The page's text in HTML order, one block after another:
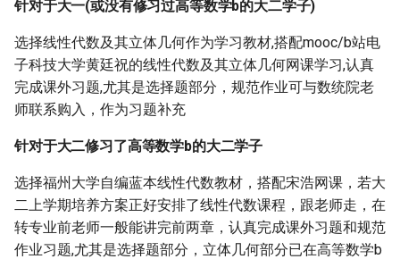
针对于大一(或没有修习过高等数学b的大二学子)
选择线性代数及其立体几何作为学习教材,搭配mooc/b站电
子科技大学黄廷祝的线性代数及其立体几何网课学习,认真
完成课外习题,尤其是选择题部分，规范作业可与数统院老
师联系购入，作为习题补充
针对于大二修习了高等数学b的大二学子
选择福州大学自编蓝本线性代数教材，搭配宋浩网课，若大
二上学期培养方案正好安排了线性代数课程，跟老师走，在
转专业前老师一般能讲完前两章，认真完成课外习题和规范
作业习题,尤其是选择题部分，立体几何部分已在高等数学b